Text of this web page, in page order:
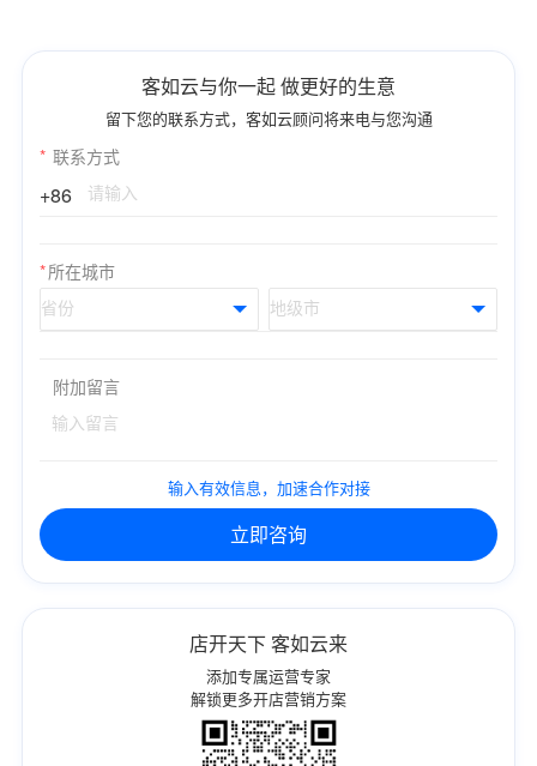
客如云与你一起 做更好的生意
留下您的联系方式，客如云顾问将来电与您沟通
* 联系方式
+86
*所在城市
附加留言
输入有效信息，加速合作对接
立即咨询
店开天下 客如云来
添加专属运营专家
解锁更多开店营销方案